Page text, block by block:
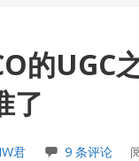
的UGC
了
君 9 条评论